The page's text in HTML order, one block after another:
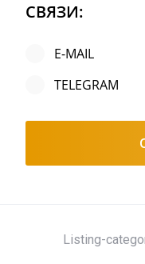
СВЯЗИ:
E-MAIL
TELEGRAM
Listing-